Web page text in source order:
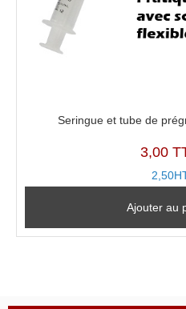
Seringue et tube de
3,00
Ajouter au